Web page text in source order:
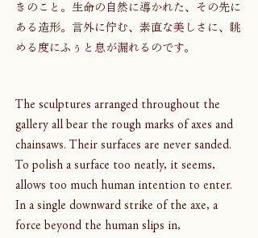
きのこと。生命の自然に導かれた、その先に
ある造形。言外に佇む、素直な美しさに、眺
める度にふぅと息が漏れるのです。
The sculptures arranged throughout the
gallery all bear the rough marks of axes and
chainsaws. Their surfaces are never sanded.
To polish a surface too neatly, it seems,
allows too much human intention to enter.
In a single downward strike of the axe, a
force beyond the human slips in,